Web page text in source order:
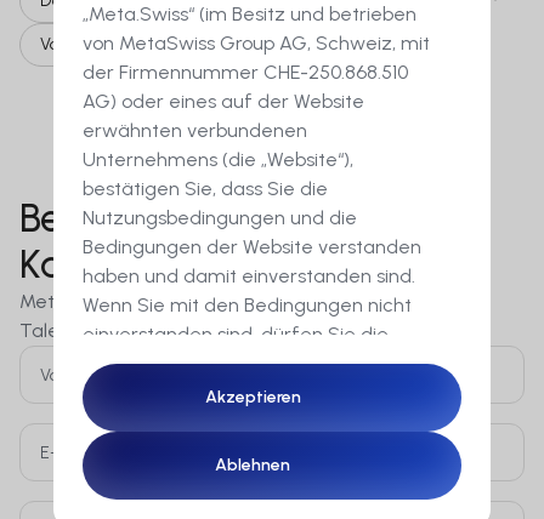
„Meta.Swiss“ (im Besitz und betrieben
von MetaSwiss Group AG, Schweiz, mit
der Firmennummer CHE-250.868.510
AG) oder eines auf der Website
erwähnten verbundenen
Unternehmens (die „Website“),
bestätigen Sie, dass Sie die
Nutzungsbedingungen und die
Bedingungen der Website verstanden
haben und damit einverstanden sind.
Wenn Sie mit den Bedingungen nicht
einverstanden sind, dürfen Sie die
Website nicht aufrufen. Der Inhalt dieser
Website ist Werbung für
Finanzinstrumente. Diese Website
verwendet Cookies, um Ihnen ein
optimales Erlebnis auf unserer Website
Akzeptieren
Akzeptieren
Ablehnen
Ablehnen
Vollzeit
Bereit für den nächsten
Karriereschritt?
MetaSwiss ist immer auf der Suche nach neuen
Talenten in verschiedenen Bereichen.